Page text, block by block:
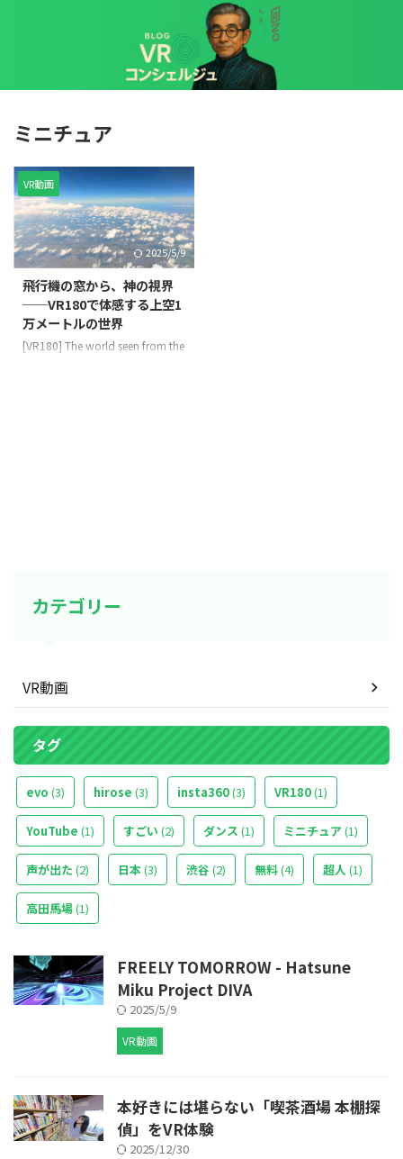
ミニチュア
VR動画
2025/5/9
飛行機の窓から、神の視界
──VR180で体感する上空1
万メートルの世界
[VR180] The world seen from the
カテゴリー
VR動画
タグ
evo (3) hirose (3) insta360(3) VR180(1)
YouTube (1) すごい (2) ダンス (1) ミニチュア(1)
声が出た (2) 日本(3) 渋谷 (2) 無料(4) 超人(1)
高田馬場(1)
FREELY TOMORROW - Hatsune
Miku Project DIVA
2025/5/9
VR動画
本好きには堪らない「喫茶酒場 本棚探
偵」をVR体験
2025/12/30